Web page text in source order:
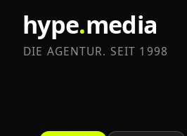
hype.media
DIE AGENTUR. SEIT 1998